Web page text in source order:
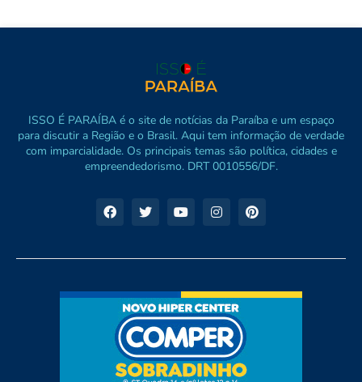
ISSO É PARAÍBA é o site de notícias da Paraíba e um espaço
para discutir a Região e o Brasil. Aqui tem informação de verdade
com imparcialidade. Os principais temas são política, cidades e
empreendedorismo. DRT 0010556/DF.